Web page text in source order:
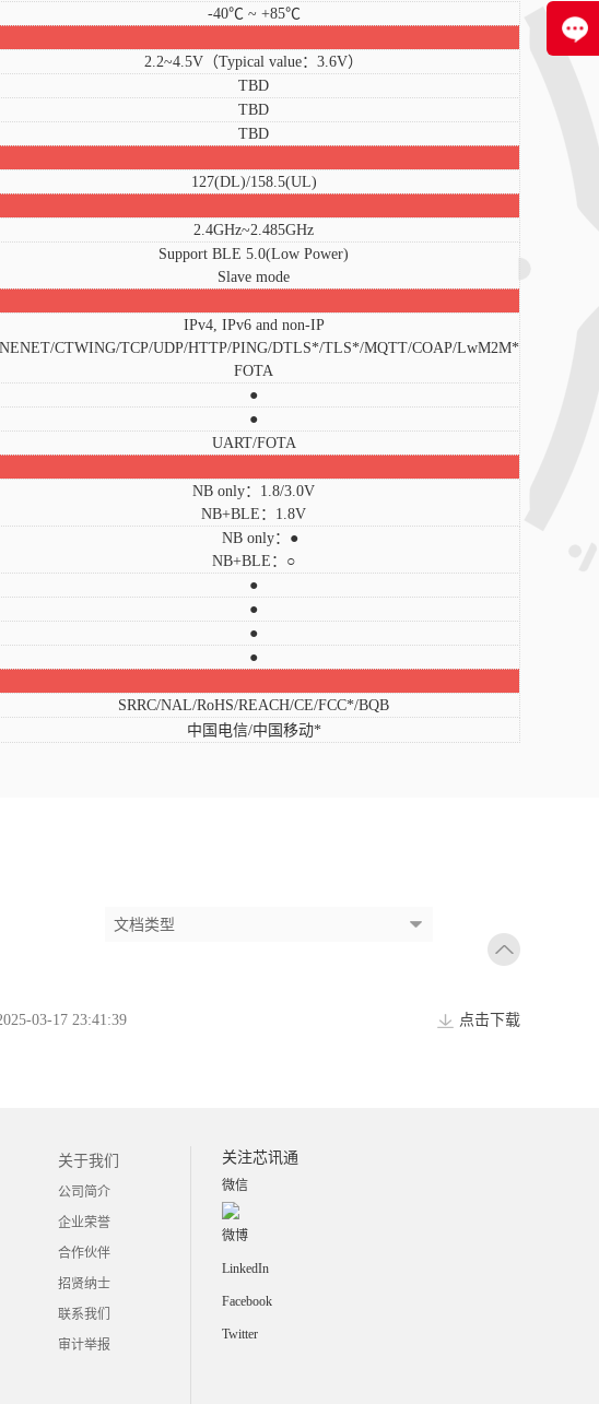
-40℃ ~ +85℃
2.2~4.5V（Typical value：3.6V）
TBD
TBD
TBD
127(DL)/158.5(UL)
2.4GHz~2.485GHz
Support BLE 5.0(Low Power)
Slave mode
IPv4, IPv6 and non-IP
CTWING/TCP/UDP/HTTP/PING/DTLS*/TLS*/MQTT/COAP/LwM2M*
FOTA
●
●
UART/FOTA
NB only：1.8/3.0V
NB+BLE：1.8V
NB only：●
NB+BLE：○
●
●
●
●
SRRC/NAL/RoHS/REACH/CE/FCC*/BQB
中国电信/中国移动*
03-17 23:41:39 点击下载
关于我们
公司简介
企业荣誉
合作伙伴
招贤纳士
联系我们
审计举报
关注芯讯通
微信
微博
LinkedIn
Facebook
Twitter